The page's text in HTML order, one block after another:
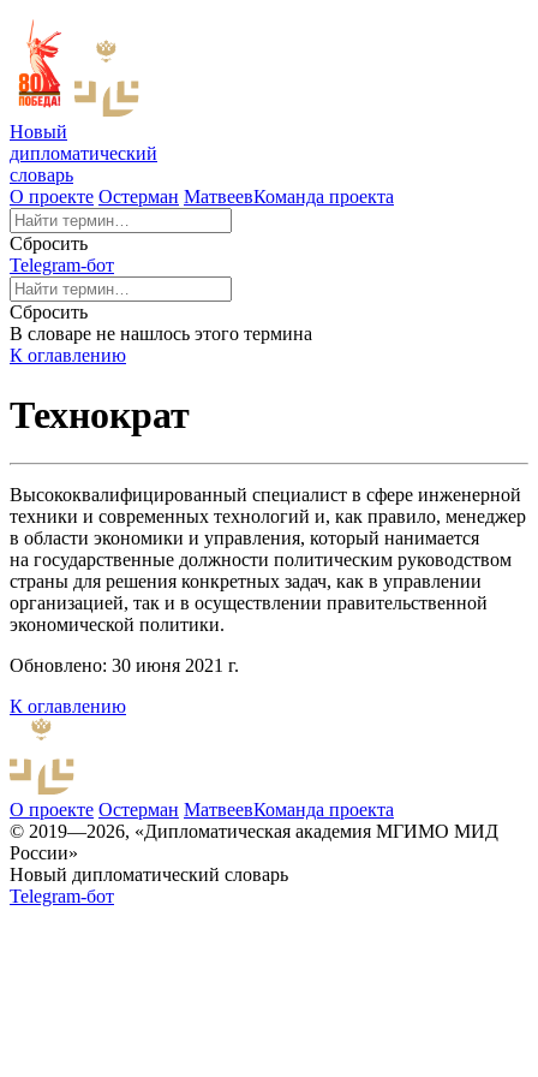
Новый
дипломатический
словарь
О проекте Остерман МатвеевКоманда проекта
Сбросить
Telegram-бот
Сбросить
В словаре не нашлось этого термина
К оглавлению
Технократ
Высококвалифицированный специалист в сфере инженерной
техники и современных технологий и, как правило, менеджер
в области экономики и управления, который нанимается
на государственные должности политическим руководством
страны для решения конкретных задач, как в управлении
организацией, так и в осуществлении правительственной
экономической политики.
Обновлено: 30 июня 2021 г.
К оглавлению
О проекте Остерман МатвеевКоманда проекта
© 2019—2026, «Дипломатическая академия МГИМО МИД
России»
Новый дипломатический словарь
Telegram-бот